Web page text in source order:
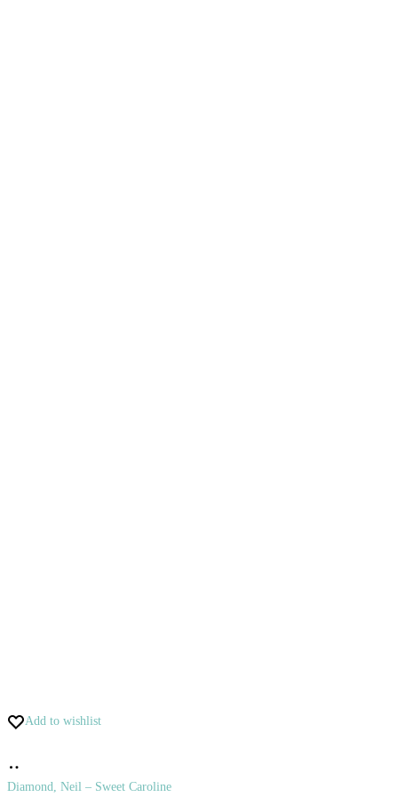
Add to wishlist
do
Diamond, Neil – Sweet Caroline